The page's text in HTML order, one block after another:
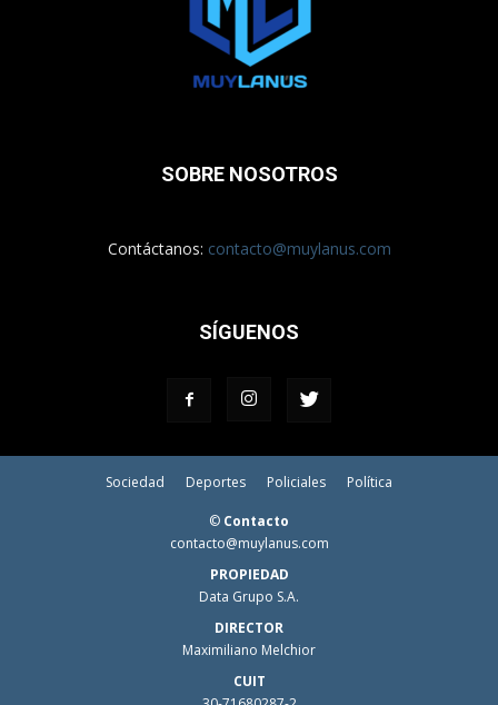
SOBRE NOSOTROS
Contáctanos: contacto@muylanus.com
SÍGUENOS
Sociedad Deportes Policiales Política
© Contacto
contacto@muylanus.com
PROPIEDAD
Data Grupo S.A.
DIRECTOR
Maximiliano Melchior
CUIT